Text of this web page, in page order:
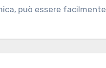
può essere